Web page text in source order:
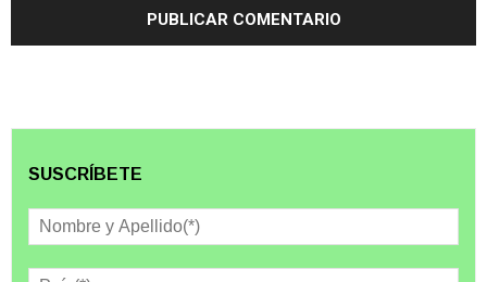
SUSCRÍBETE